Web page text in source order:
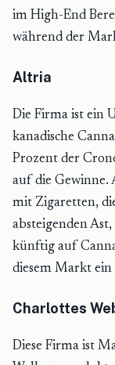
im High-End
während der
Altria
Die Firma ist ein
kanadische
Prozent der
auf die Gewinne.
mit Zigaretten,
absteigenden
künftig auf
diesem Markt
Charlottes
Diese Firma ist